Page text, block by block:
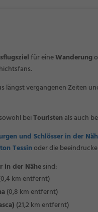
für eineWanderung
längst vergangenen Zeiten
sowohl beiTouristen als auch
und Schlösser in der
Tessinoder die
in der Nähesind:
km entfernt)
(0,8 km entfernt)
(21,2 km entfernt)